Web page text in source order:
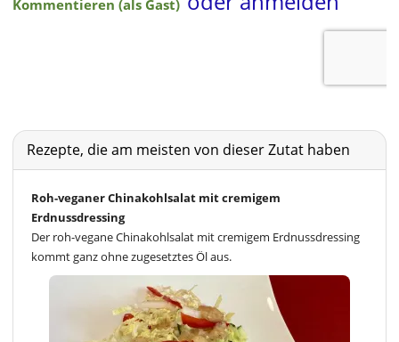
Rezepte, die am meisten von dieser Zutat haben
Roh-veganer Chinakohlsalat mit cremigem
Erdnussdressing
Der roh-vegane Chinakohlsalat mit cremigem Erdnussdressing
kommt ganz ohne zugesetztes Öl aus.